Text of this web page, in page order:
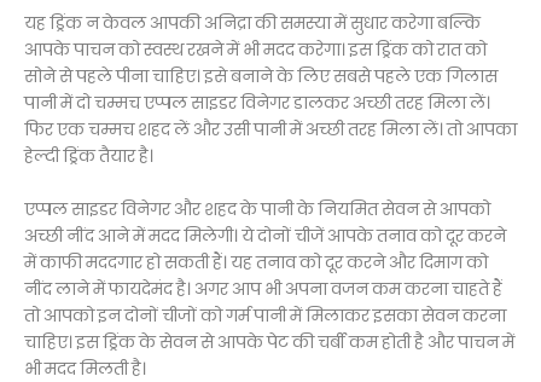
यह ड्रिंक न केवल आपकी अनिद्रा की समस्या में सुधार करेगा बल्कि
आपके पाचन को स्वस्थ रखने में भी मदद करेगा। इस ड्रिंक को रात को
सोने से पहले पीना चाहिए। इसे बनाने के लिए सबसे पहले एक गिलास
पानी में दो चम्मच एप्पल साइडर विनेगर डालकर अच्छी तरह मिला लें।
फिर एक चम्मच शहद लें और उसी पानी में अच्छी तरह मिला लें। तो आपका
हेल्दी ड्रिंक तैयार है।
एप्पल साइडर विनेगर और शहद के पानी के नियमित सेवन से आपको
अच्छी नींद आने में मदद मिलेगी। ये दोनों चीजें आपके तनाव को दूर करने
में काफी मददगार हो सकती हैं। यह तनाव को दूर करने और दिमाग को
नींद लाने में फायदेमंद है। अगर आप भी अपना वजन कम करना चाहते हैं
तो आपको इन दोनों चीजों को गर्म पानी में मिलाकर इसका सेवन करना
चाहिए। इस ड्रिंक के सेवन से आपके पेट की चर्बी कम होती है और पाचन में
भी मदद मिलती है।